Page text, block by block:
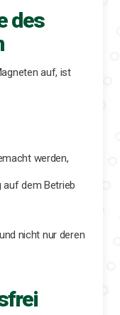
des
auf, ist
werden,
auf dem Betrieb
nicht nur deren